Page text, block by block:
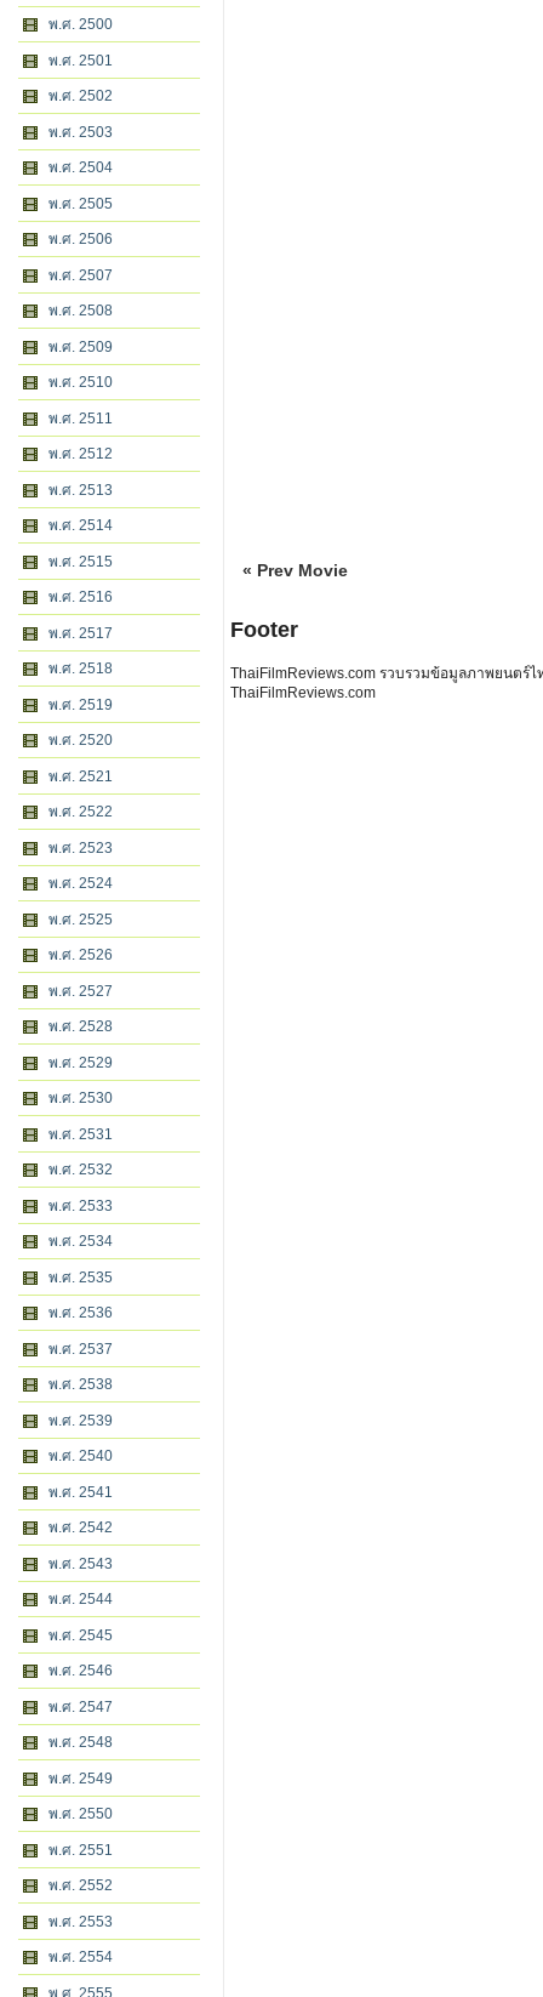
พ.ศ. 2500
พ.ศ. 2501
พ.ศ. 2502
พ.ศ. 2503
พ.ศ. 2504
พ.ศ. 2505
พ.ศ. 2506
พ.ศ. 2507
พ.ศ. 2508
พ.ศ. 2509
พ.ศ. 2510
พ.ศ. 2511
พ.ศ. 2512
พ.ศ. 2513
พ.ศ. 2514
พ.ศ. 2515
พ.ศ. 2516
พ.ศ. 2517
พ.ศ. 2518
พ.ศ. 2519
พ.ศ. 2520
พ.ศ. 2521
พ.ศ. 2522
พ.ศ. 2523
พ.ศ. 2524
พ.ศ. 2525
พ.ศ. 2526
พ.ศ. 2527
พ.ศ. 2528
พ.ศ. 2529
พ.ศ. 2530
พ.ศ. 2531
พ.ศ. 2532
พ.ศ. 2533
พ.ศ. 2534
พ.ศ. 2535
พ.ศ. 2536
พ.ศ. 2537
พ.ศ. 2538
พ.ศ. 2539
พ.ศ. 2540
พ.ศ. 2541
พ.ศ. 2542
พ.ศ. 2543
พ.ศ. 2544
พ.ศ. 2545
พ.ศ. 2546
พ.ศ. 2547
พ.ศ. 2548
พ.ศ. 2549
พ.ศ. 2550
พ.ศ. 2551
พ.ศ. 2552
พ.ศ. 2553
พ.ศ. 2554
พ.ศ. 2555
« Prev Movie
Footer
ThaiFilmReviews.com รวบรวมข้อมูลภาพยนตร์
ThaiFilmReviews.com